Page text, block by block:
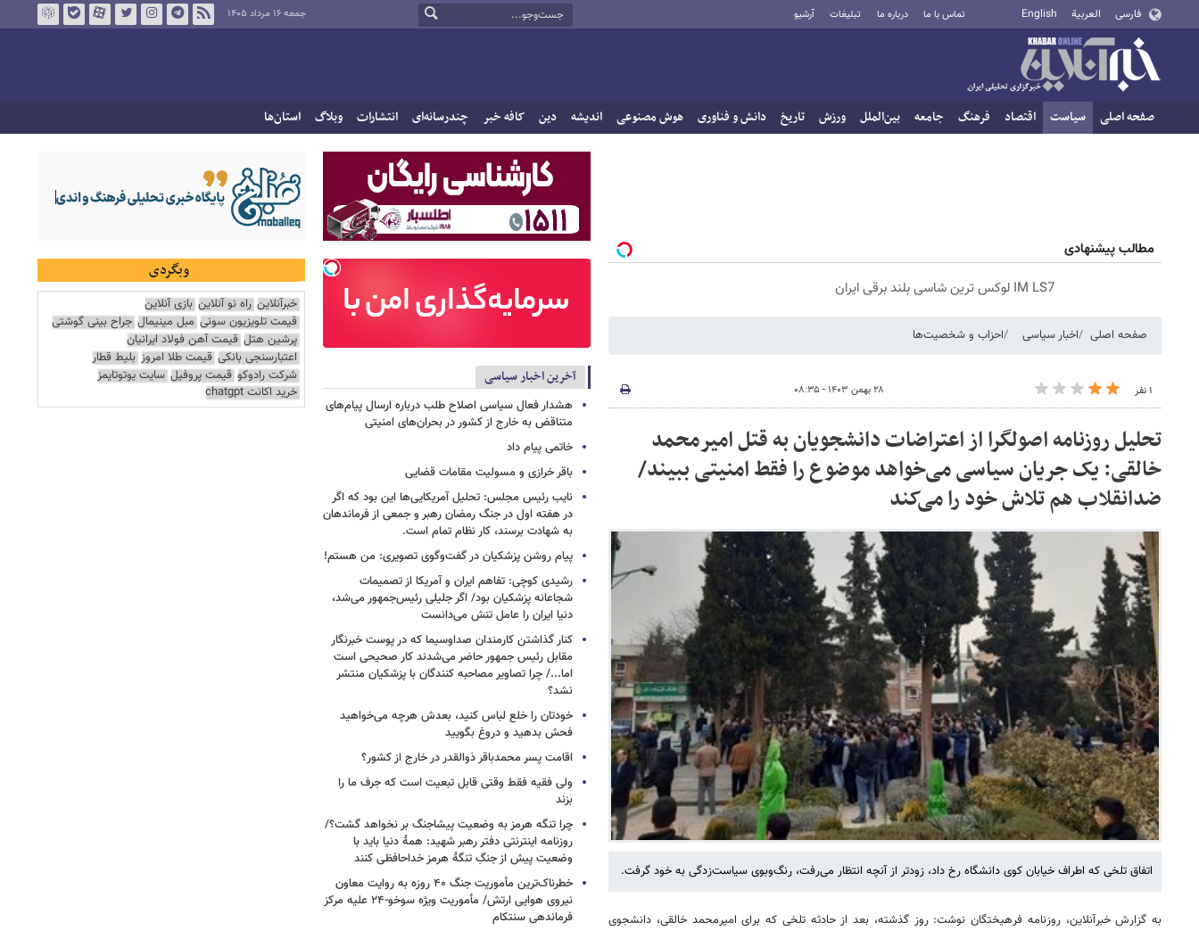
فارسی العربية English تماس با ما درباره ما تبلیغات آرشیو جمعه ۱۶ مرداد ۱۴۰۵
صفحه اصلی سیاست اقتصاد فرهنگ جامعه بین‌الملل ورزش تاریخ دانش و فناوری هوش مصنوعی اندیشه دین کافه خبر چندرسانه‌ای انتشارات وبلاگ استان‌ها
مطالب پیشنهادی
IM LS7 لوکس ترین شاسی بلند برقی ایران
صفحه اصلی اخبار سیاسی احزاب و شخصیت‌ها
۱ نفر ۲۸ بهمن ۱۴۰۳ - ۰۸:۳۵
تحلیل روزنامه اصولگرا از اعتراضات دانشجویان به قتل امیرمحمد
خالقی: یک جریان سیاسی می‌خواهد موضوع را فقط امنیتی ببیند/
ضدانقلاب هم تلاش خود را می‌کند
اتفاق تلخی که اطراف خیابان کوی دانشگاه رخ داد، زودتر از آنچه انتظار می‌رفت، رنگ‌وبوی سیاست‌زدگی به خود گرفت.
به گزارش خبرآنلاین، روزنامه فرهیختگان نوشت: روز گذشته، بعد از حادثه تلخی که برای امیرمحمد خالقی، دانشجوی
آخرین اخبار سیاسی
هشدار فعال سیاسی اصلاح طلب درباره ارسال پیام‌های
متناقض به خارج از کشور در بحران‌های امنیتی
خاتمی پیام داد
باقر خرازی و مسولیت مقامات قضایی
نایب رئیس مجلس: تحلیل آمریکایی‌ها این بود که اگر
در هفته اول در جنگ رمضان رهبر و جمعی از فرماندهان
به شهادت برسند، کار نظام تمام است.
پیام روشن پزشکیان در گفت‌وگوی تصویری: من هستم!
رشیدی کوچی: تفاهم ایران و آمریکا از تصمیمات
شجاعانه پزشکیان بود/ اگر جلیلی رئیس‌جمهور می‌شد،
دنیا ایران را عامل تنش می‌دانست
کنار گذاشتن کارمندان صداوسیما که در پوست خبرنگار
مقابل رئیس جمهور حاضر می‌شدند کار صحیحی است
اما.../ چرا تصاویر مصاحبه کنندگان با پزشکیان منتشر
نشد؟
خودتان را خلع لباس کنید، بعدش هرچه می‌خواهید
فحش بدهید و دروغ بگویید
اقامت پسر محمدباقر ذوالقدر در خارج از کشور؟
ولی فقیه فقط وقتی قابل تبعیت است که جرف ما را
بزند
چرا تنگه هرمز به وضعیت پیشاجنگ بر نخواهد گشت؟/
روزنامه اینترنتی دفتر رهبر شهید: همۀ دنیا باید با
وضعیت پیش از جنگِ تنگۀ هرمز خداحافظی کنند
خطرناک‌ترین مأموریت جنگ ۴۰ روزه به روایت معاون
نیروی هوایی ارتش/ مأموریت ویژه سوخو-۲۴ علیه مرکز
فرماندهی سنتکام
وبگردی
خبرآنلاین راه نو آنلاین بازی آنلاین
قیمت تلویزیون سونی مبل مینیمال جراح بینی گوشتی
پرشین هتل قیمت آهن فولاد ایرانیان
اعتبارسنجی بانکی قیمت طلا امروز بلیط قطار
شرکت رادوکو قیمت پروفیل سایت یوتوتایمز
خرید اکانت chatgpt